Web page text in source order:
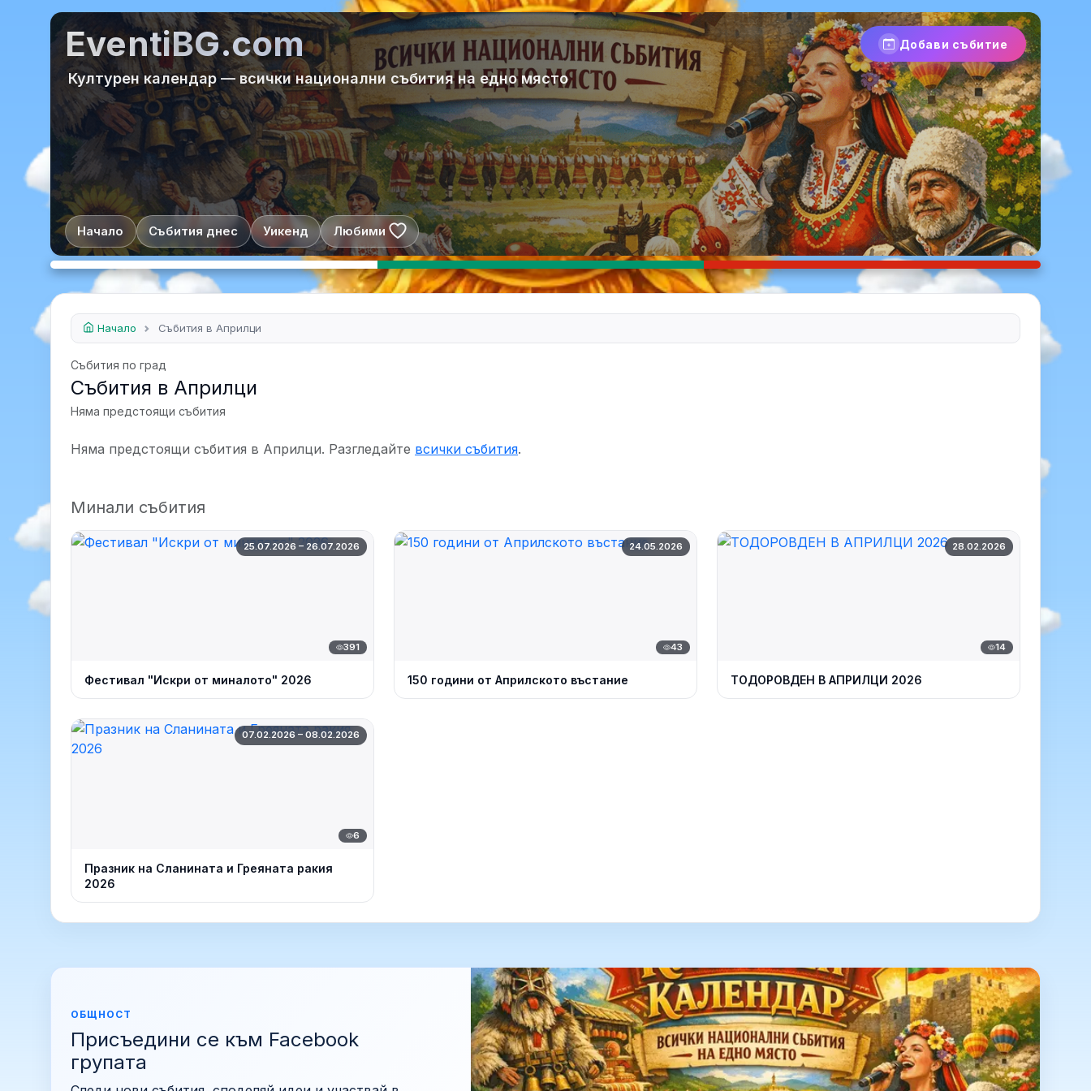
EventiBG.com Добави събитие
Културен календар — всички национални събития на едно място
Начало Събития днес Уикенд Любими
Начало Събития в Априлци
Събития по град
Събития в Априлци
Няма предстоящи събития
Няма предстоящи събития в Априлци. Разгледайте всички събития.
Минали събития
25.07.2026 – 26.07.2026
391
Фестивал "Искри от миналото" 2026
24.05.2026
43
150 години от Априлското въстание
28.02.2026
14
ТОДОРОВДЕН В АПРИЛЦИ 2026
07.02.2026 – 08.02.2026
6
Празник на Сланината и Греяната ракия
2026
ОБЩНОСТ
Присъедини се към Facebook
групата